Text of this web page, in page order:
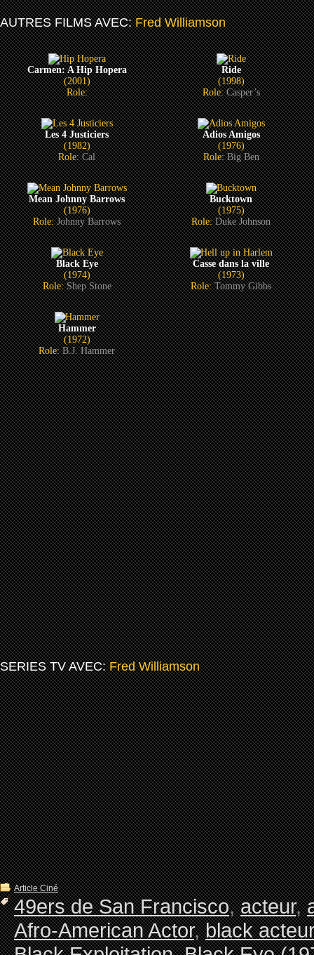
AUTRES FILMS AVEC:Fred Williamson
Carmen: A Hip Hopera
(2001)
Role:
Ride
(1998)
Role:Casper’s
Les 4 Justiciers
(1982)
Role:Cal
Adios Amigos
(1976)
Role:Big Ben
Mean Johnny Barrows
(1976)
Role:Johnny Barrows
Bucktown
(1975)
Role:Duke Johnson
Black Eye
(1974)
Role:Shep Stone
Casse dans la ville
(1973)
Role:Tommy Gibbs
Hammer
(1972)
Role:B.J. Hammer
SERIES TV AVEC:Fred Williamson
Article Ciné
49ers de San Francisco,acteur,
Afro-American Actor,black acteur